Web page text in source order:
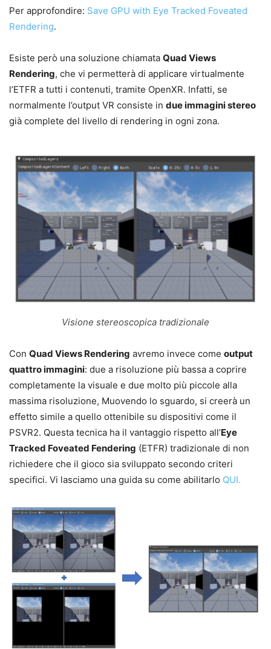
Per approfondire: Save GPU with Eye Tracked Foveated
Rendering.
Esiste però una soluzione chiamata Quad Views
Rendering, che vi permetterà di applicare virtualmente
l’ETFR a tutti i contenuti, tramite OpenXR. Infatti, se
normalmente l’output VR consiste in due immagini stereo
già complete del livello di rendering in ogni zona.
Visione stereoscopica tradizionale
Con Quad Views Rendering avremo invece come output
quattro immagini: due a risoluzione più bassa a coprire
completamente la visuale e due molto più piccole alla
massima risoluzione, Muovendo lo sguardo, si creerà un
effetto simile a quello ottenibile su dispositivi come il
PSVR2. Questa tecnica ha il vantaggio rispetto all’Eye
Tracked Foveated Fendering (ETFR) tradizionale di non
richiedere che il gioco sia sviluppato secondo criteri
specifici. Vi lasciamo una guida su come abilitarlo QUI.